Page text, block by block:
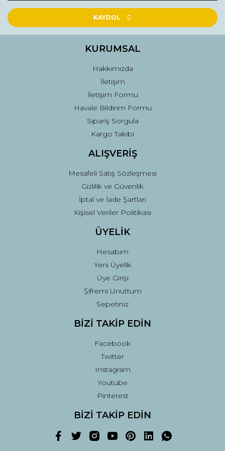
Ürün açıklamasında eksik bilgiler bulunuyor.
Ürün bilgilerinde hatalar bulunuyor.
Bu ürüne benzer farklı alternatifler olmalı.
Gönder
KAYDOL
KURUMSAL
Hakkımızda
İletişim
İletişim Formu
Havale Bildirim Formu
Sipariş Sorgula
Kargo Takibi
ALIŞVERİŞ
Mesafeli Satış Sözleşmesi
Gizlilik ve Güvenlik
İptal ve İade Şartları
Kişisel Veriler Politikası
ÜYELİK
Hesabım
Yeni Üyelik
Üye Girişi
Şifremi Unuttum
Sepetiniz
BİZİ TAKİP EDİN
Facebook
Twitter
Instagram
Youtube
Pinterest
BİZİ TAKİP EDİN